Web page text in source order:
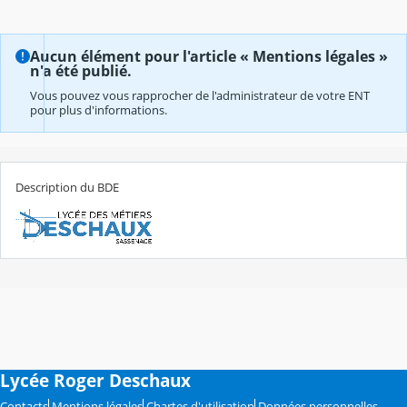
Aucun élément pour l'article « Mentions légales »
n'a été publié.
Vous pouvez vous rapprocher de l'administrateur de votre ENT
pour plus d'informations.
Description du BDE
Lycée Roger Deschaux